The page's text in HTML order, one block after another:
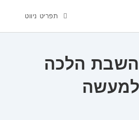
תפריט ניווט
הלכה
למעשה